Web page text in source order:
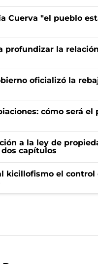
Cuerva "el pueblo
profundizar la
oficializó la
cómo será
a la ley de
capítulos
kicillofismo el control